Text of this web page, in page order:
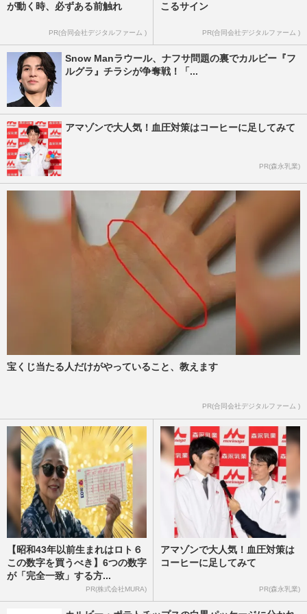
が動く時、必ずある前触れ
PR(合同会社デジタルファーム )
こるサイン
PR(合同会社デジタルファーム )
Snow Manラウール、ナフサ問題の裏でカルビー『フ
ルグラ』チラシが争奪戦！「...
アマゾンで大人気！血圧対策はコーヒーに足してみて
PR(森永乳業)
宝くじ当たる人だけがやっていること、教えます
PR(合同会社デジタルファーム )
【昭和43年以前生まれはロト６
この数字を買うべき】6つの数字
が「完全一致」する方...
PR(株式会社MURA)
アマゾンで大人気！血圧対策は
コーヒーに足してみて
PR(森永乳業)